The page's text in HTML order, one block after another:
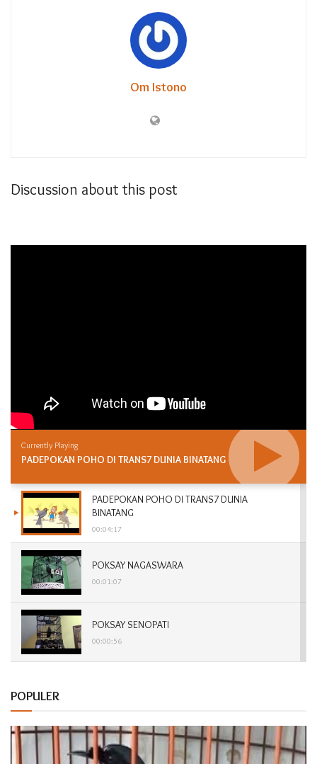
Om Istono
Discussion about this post
Currently Playing
PADEPOKAN POHO DI TRANS7 DUNIA BINATANG
PADEPOKAN POHO DI TRANS7 DUNIA
BINATANG
00:04:17
POKSAY NAGASWARA
00:01:07
POKSAY SENOPATI
00:00:56
POKSAY SONTOJOYO
00:00:57
POPULER